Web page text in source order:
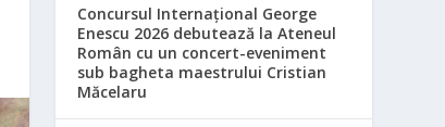
Concursul Internațional George
Enescu 2026 debutează la Ateneul
Român cu un concert-eveniment
sub bagheta maestrului Cristian
Măcelaru